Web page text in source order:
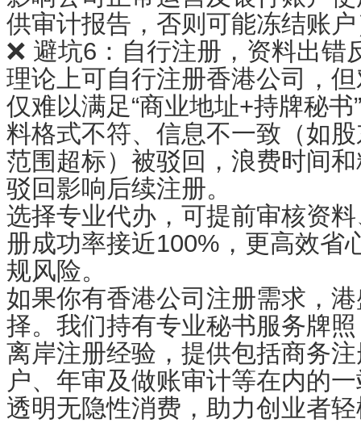
供审计报告，否则可能冻结账
❌ 避坑6：自行注册，资料出错
理论上可自行注册香港公司，
仅难以满足“商业地址+持牌秘
料格式不符、信息不一致（如
范围超标）被驳回，浪费时间
驳回影响后续注册。
选择专业代办，可提前审核资
册成功率接近100%，更高效省
规风险。
如果你有香港公司注册需求，
择。我们持有专业秘书服务牌
离岸注册经验，提供包括商务
户、年审及做账审计等在内的
透明无隐性消费，助力创业者